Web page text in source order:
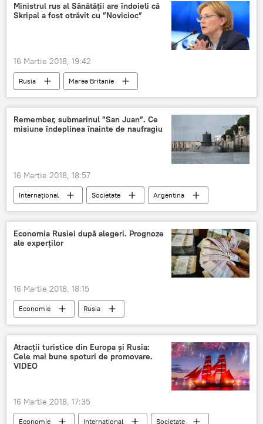
Ministrul rus al Sănătății are îndoieli că
Skripal a fost otrăvit cu ”Novicioc”
16 Martie 2018, 19:42
Rusia
Marea Britanie
Veronica Skvorțova
Serghei Skripal
Organizația pentru interzicerea armelor chimice
OPCW
GRU
novicioc
Criza în relațiile dintre Marea Britanie și Rusia. Cazul Skripal
Remember, submarinul ”San Juan”. Ce
misiune îndeplinea înainte de naufragiu
16 Martie 2018, 18:57
Internaţional Societate
Argentina
submarin
misiune San Juan
Economia Rusiei după alegeri. Prognoze
ale experților
16 Martie 2018, 18:15
Economie
Rusia
alegerile prezidențiale din Rusia 2018
PIB
rating
sancțiuni antirusești
creșterea economică
Atracții turistice din Europa și Rusia:
Cele mai bune spoturi de promovare.
VIDEO
16 Martie 2018, 17:35
Economie Internaţional
Societate